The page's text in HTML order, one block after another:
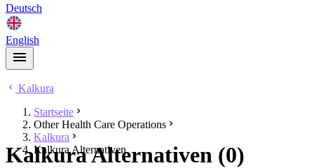
Deutsch
English
Kalkura
Startseite
Other Health Care Operations
Kalkura
Kalkura Alternativen
Kalkura Alternativen (0)